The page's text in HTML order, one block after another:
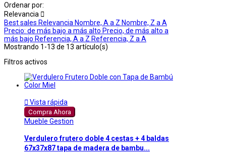
Ordenar por:
Relevancia 
Best sales Relevancia Nombre, A a Z Nombre, Z a A
Precio: de más bajo a más alto Precio, de más alto a
más bajo Referencia, A a Z Referencia, Z a A
Mostrando 1-13 de 13 artículo(s)
Filtros activos
 Vista rápida
Compra Ahora
Mueble Gestion
Verdulero frutero doble 4 cestas + 4 baldas
67x37x87 tapa de madera de bambu...